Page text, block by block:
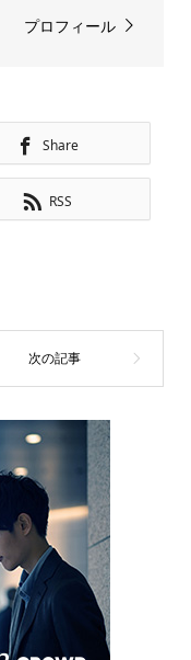
プロフィール
Share
RSS